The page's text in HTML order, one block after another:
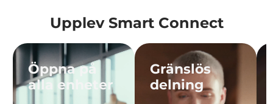
Upplev Smart Connect
Öppna på
alla enheter
Gränslös
delning